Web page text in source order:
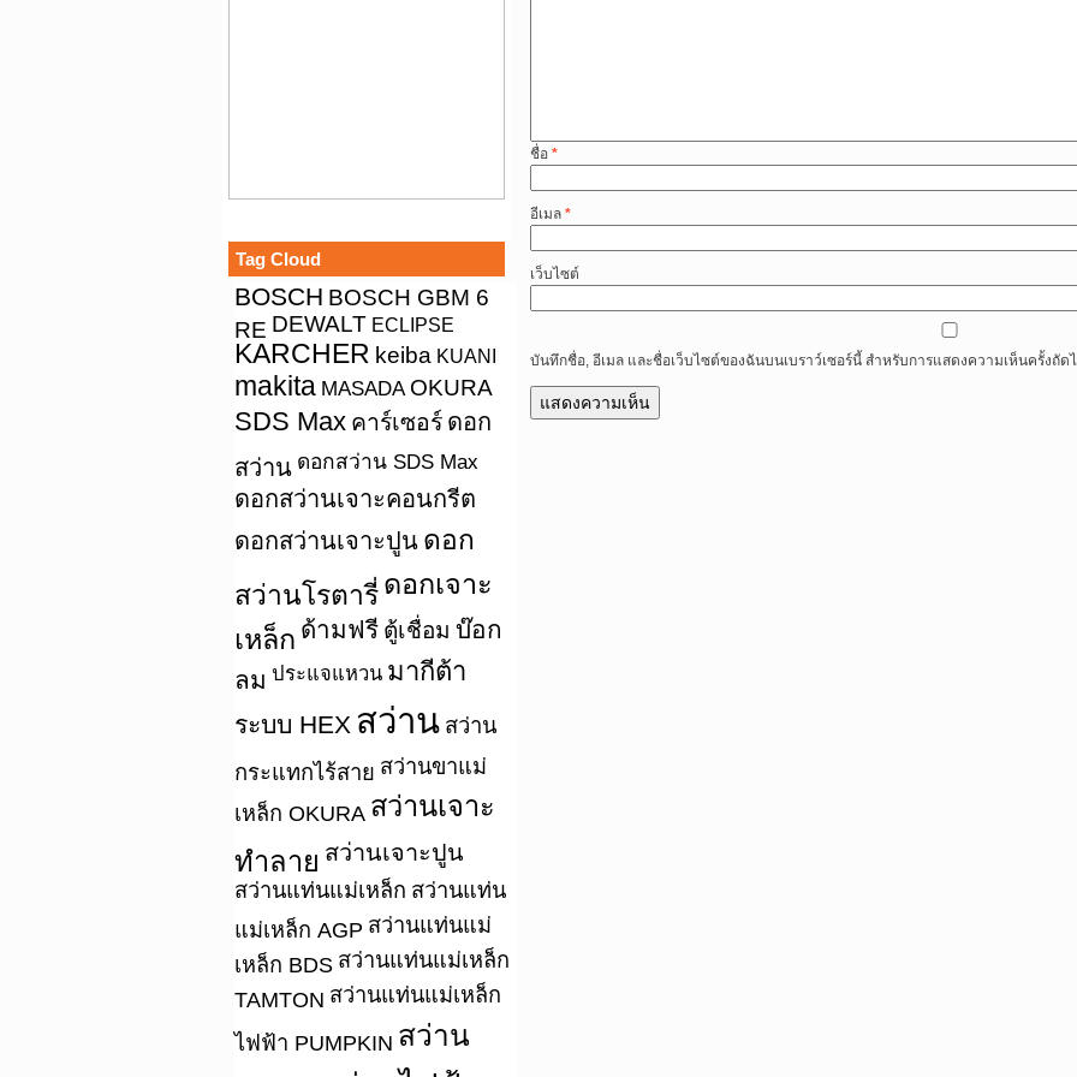
Tag Cloud
BOSCH BOSCH GBM 6
RE DEWALT ECLIPSE
KARCHER keiba KUANI
makita MASADA OKURA
SDS Max คาร์เซอร์ ดอก
สว่าน ดอกสว่าน SDS Max
ดอกสว่านเจาะคอนกรีต
ดอกสว่านเจาะปูน ดอก
สว่านโรตารี่ ดอกเจาะ
เหล็ก ด้ามฟรี ตู้เชื่อม บ๊อก
ลม ประแจแหวน มากีต้า
ระบบ HEX สว่าน สว่าน
กระแทกไร้สาย สว่านขาแม่
เหล็ก OKURA สว่านเจาะ
ทำลาย สว่านเจาะปูน
สว่านแท่นแม่เหล็ก สว่านแท่น
แม่เหล็ก AGP สว่านแท่นแม่
เหล็ก BDS สว่านแท่นแม่เหล็ก
TAMTON สว่านแท่นแม่เหล็ก
ไฟฟ้า PUMPKIN สว่าน
ชื่อ *
อีเมล *
เว็บไซต์
บันทึกชื่อ, อีเมล และชื่อเว็บไซต์ของฉันบนเบราว์เซอร์นี้ สำหรับการแสดงความเห็นครั้งถัด